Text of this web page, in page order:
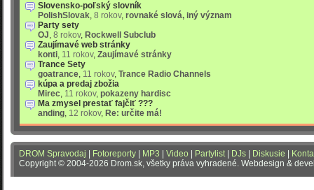
Slovensko-poľský slovník
PolishSlovak, 8 rokov, rovnaké slová, iný význam
Party sety
OJ, 8 rokov, Rockwell Subclub
Zaujímavé web stránky
konti, 11 rokov, Zaujímavé stránky
Trance Sety
goatrance, 11 rokov, Trance Radio Channels
kúpa a predaj zbožia
Mirec, 11 rokov, pokazeny hardisc
Ma zmysel prestať fajčiť ???
anding, 12 rokov, Re: určite má!
DROM Spravodaj Fotoreporty MP3 Video Partylist| DJs Diskusie
Copyright © 2004-2026 Drom.sk, všetky práva vyhradené. Webdesign &